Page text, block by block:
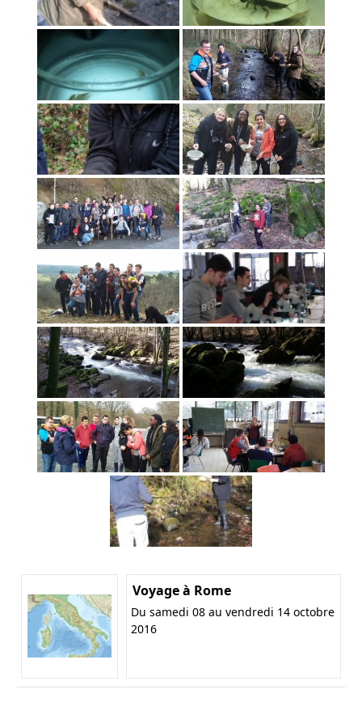
Voyage à Rome
Du samedi 08 au vendredi 14 octobre
2016